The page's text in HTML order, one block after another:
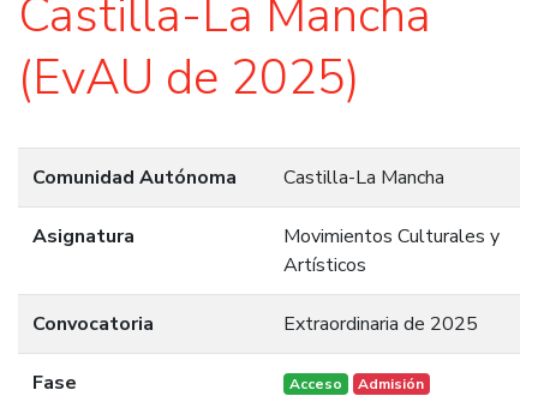
Castilla-La Mancha
(EvAU de 2025)
Comunidad Autónoma Castilla-La Mancha
Asignatura
Movimientos Culturales y
Artísticos
Convocatoria Extraordinaria de 2025
Fase Acceso Admisión